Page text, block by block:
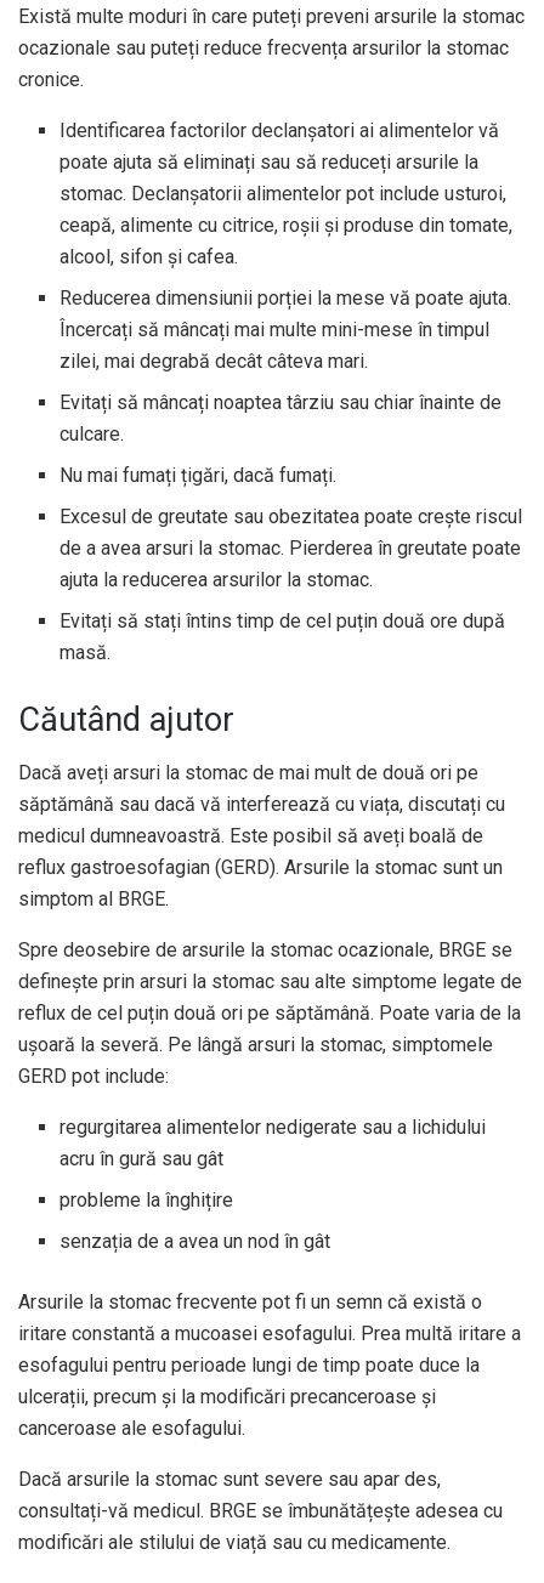
Există multe moduri în care puteți preveni arsurile la stomac
ocazionale sau puteți reduce frecvența arsurilor la stomac
cronice.
Identificarea factorilor declanșatori ai alimentelor vă
poate ajuta să eliminați sau să reduceți arsurile la
stomac. Declanșatorii alimentelor pot include usturoi,
ceapă, alimente cu citrice, roșii și produse din tomate,
alcool, sifon și cafea.
Reducerea dimensiunii porției la mese vă poate ajuta.
Încercați să mâncați mai multe mini-mese în timpul
zilei, mai degrabă decât câteva mari.
Evitați să mâncați noaptea târziu sau chiar înainte de
culcare.
Nu mai fumați țigări, dacă fumați.
Excesul de greutate sau obezitatea poate crește riscul
de a avea arsuri la stomac. Pierderea în greutate poate
ajuta la reducerea arsurilor la stomac.
Evitați să stați întins timp de cel puțin două ore după
masă.
Căutând ajutor
Dacă aveți arsuri la stomac de mai mult de două ori pe
săptămână sau dacă vă interferează cu viața, discutați cu
medicul dumneavoastră. Este posibil să aveți boală de
reflux gastroesofagian (GERD). Arsurile la stomac sunt un
simptom al BRGE.
Spre deosebire de arsurile la stomac ocazionale, BRGE se
definește prin arsuri la stomac sau alte simptome legate de
reflux de cel puțin două ori pe săptămână. Poate varia de la
ușoară la severă. Pe lângă arsuri la stomac, simptomele
GERD pot include:
regurgitarea alimentelor nedigerate sau a lichidului
acru în gură sau gât
probleme la înghițire
senzația de a avea un nod în gât
Arsurile la stomac frecvente pot fi un semn că există o
iritare constantă a mucoasei esofagului. Prea multă iritare a
esofagului pentru perioade lungi de timp poate duce la
ulcerații, precum și la modificări precanceroase și
canceroase ale esofagului.
Dacă arsurile la stomac sunt severe sau apar des,
consultați-vă medicul. BRGE se îmbunătățește adesea cu
modificări ale stilului de viață sau cu medicamente.